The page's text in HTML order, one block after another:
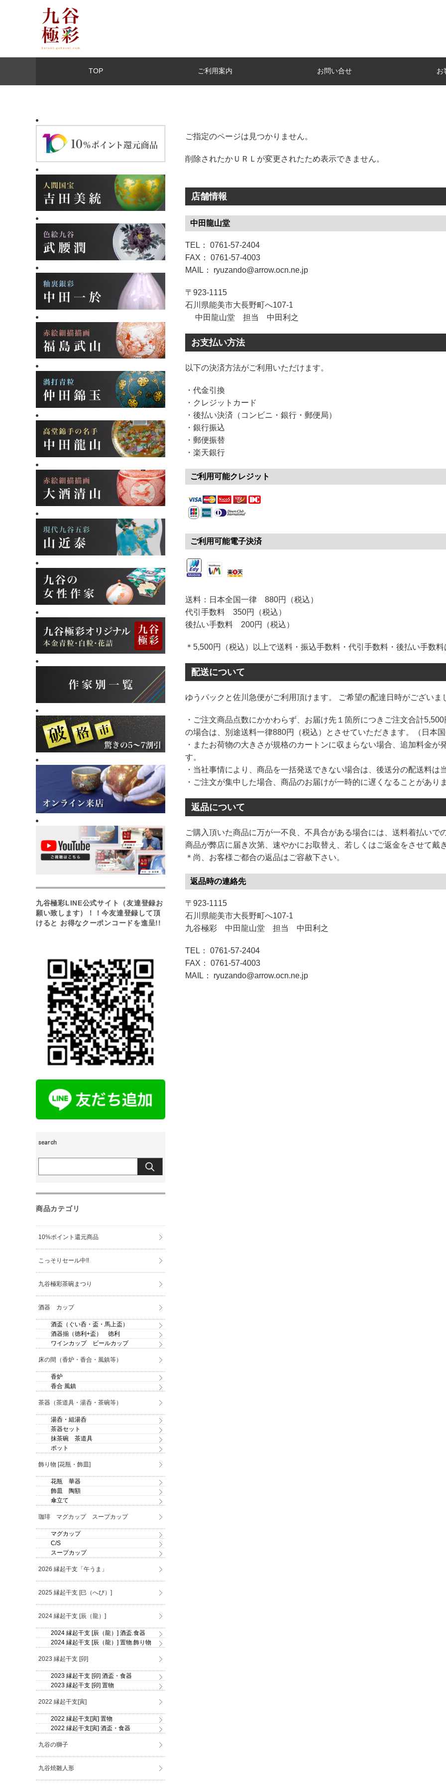
TOP ご利用案内 お問い合せ お
ご指定のページは見つかりません。
削除されたかＵＲＬが変更されたため表示できません。
店舗情報
中田龍山堂
TEL： 0761-57-2404
FAX： 0761-57-4003
MAIL： ryuzando@arrow.ocn.ne.jp
〒923-1115
石川県能美市大長野町へ107-1
中田龍山堂 担当 中田利之
お支払い方法
以下の決済方法がご利用いただけます。
・代金引換
・クレジットカード
・後払い決済（コンビニ・銀行・郵便局）
・銀行振込
・郵便振替
・楽天銀行
ご利用可能クレジット
ご利用可能電子決済
送料：日本全国一律 880円（税込）
代引手数料 350円（税込）
後払い手数料 200円（税込）
＊5,500円（税込）以上で送料・振込手数料・代引手数料・後払い手数料
配送について
ゆうパックと佐川急便がご利用頂けます。 ご希望の配達日時がございま
・ご注文商品点数にかかわらず、お届け先１箇所につきご注文合計
の場合は、別途送料一律880円（税込）とさせていただきます。（日本国
・またお荷物の大きさが規格のカートンに収まらない場合、追加料金
す。
・当社事情により、商品を一括発送できない場合は、後送分の配送料は
・ご注文が集中した場合、商品のお届けが一時的に遅くなることがありま
返品について
ご購入頂いた商品に万が一不良、不具合がある場合には、送料着払いで
商品が弊店に届き次第、速やかにお取替え、若しくはご返金をさせて戴
＊尚、お客様ご都合の返品はご容赦下さい。
返品時の連絡先
〒923-1115
石川県能美市大長野町へ107-1
九谷極彩 中田龍山堂 担当 中田利之
TEL： 0761-57-2404
FAX： 0761-57-4003
MAIL： ryuzando@arrow.ocn.ne.jp
九谷極彩LINE公式サイト（友達登録お
願い致します）！！今友達登録して頂
けると お得なクーポンコードを進呈!!
商品カテゴリ
10%ポイント還元商品
こっそりセール中!!
九谷極彩茶碗まつり
酒器 カップ
酒盃（ぐい呑・盃・馬上盃）
酒器揃（徳利+盃） 徳利
ワインカップ ビールカップ
床の間（香炉・香合・風鎮等）
香炉
香合 風鎮
茶器（茶道具・湯呑・茶碗等）
湯呑・組湯呑
茶器セット
抹茶碗 茶道具
ポット
飾り物 [花瓶・飾皿]
花瓶 華器
飾皿 陶額
傘立て
珈琲 マグカップ スープカップ
マグカップ
C/S
スープカップ
2026 縁起干支「午うま」
2025 縁起干支 [巳（へび）]
2024 縁起干支 [辰（龍）]
2024 縁起干支 [辰（龍）] 酒盃.食器
2024 縁起干支 [辰（龍）] 置物.飾り物
2023 縁起干支 [卯]
2023 縁起干支 [卯] 酒盃・食器
2023 縁起干支 [卯] 置物
2022 縁起干支[寅]
2022 縁起干支[寅] 置物
2022 縁起干支[寅] 酒盃・食器
九谷の獅子
九谷焼雛人形